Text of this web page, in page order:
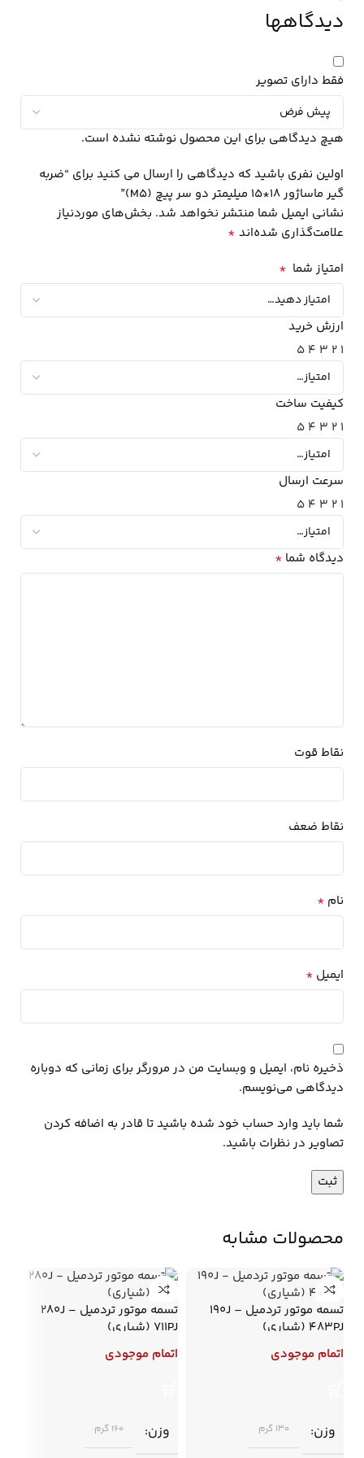
دیدگاهها
فقط دارای تصویر
هیچ دیدگاهی برای این محصول نوشته نشده است.
اولین نفری باشید که دیدگاهی را ارسال می کنید برای “ضربه
گیر ماساژور 18*15 میلیمتر دو سر پیچ (M5)”
نشانی ایمیل شما منتشر نخواهد شد. بخش‌های موردنیاز
علامت‌گذاری شده‌اند *
امتیاز شما *
ارزش خرید
1
2
3
4
5
کیفیت ساخت
1
2
3
4
5
سرعت ارسال
1
2
3
4
5
دیدگاه شما *
نقاط قوت
نقاط ضعف
نام *
ایمیل *
ذخیره نام، ایمیل و وبسایت من در مرورگر برای زمانی که دوباره
دیدگاهی می‌نویسم.
شما باید وارد حساب خود شده باشید تا قادر به اضافه کردن
تصاویر در نظرات باشید.
محصولات مشابه
تسمه موتور تردمیل 190J –
483PJ (شیاری)
اتمام موجودی
وزن 130 گرم
تسمه موتور تردمیل 280J –
711PJ (شیاری)
اتمام موجودی
وزن 160 گرم